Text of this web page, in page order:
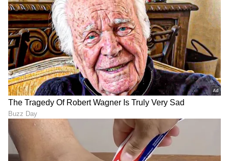
DOWNLOAD APP
RECOMMENDED STORIES
ಸೀರಿಯಲ್‌‌ನಲ್ಲಿ ನಟಿಸೋ
Shravani Subramanya Serial